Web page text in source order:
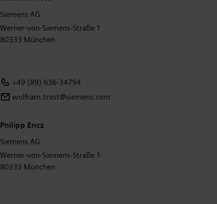
2017 endete, erzielte Siemens einen Umsatz von 83,0
Milliarden Euro und einen Gewinn nach Steuern von 6,2
Milliarden Euro. Ende September 2017 hatte das Unternehmen
Siemens AG
Werner-von-Siemens-Straße 1
80333 München
+49 (89) 636-34794
wolfram.trost@siemens.com
Philipp Encz
Siemens AG
Werner-von-Siemens-Straße 1
80333 München